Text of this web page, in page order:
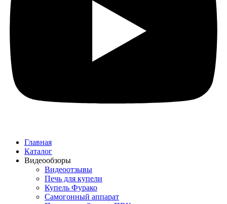
Главная
Каталог
Видеообзоры
Видеоотзывы
Печь для купели
Купель Фурако
Самогонный аппарат